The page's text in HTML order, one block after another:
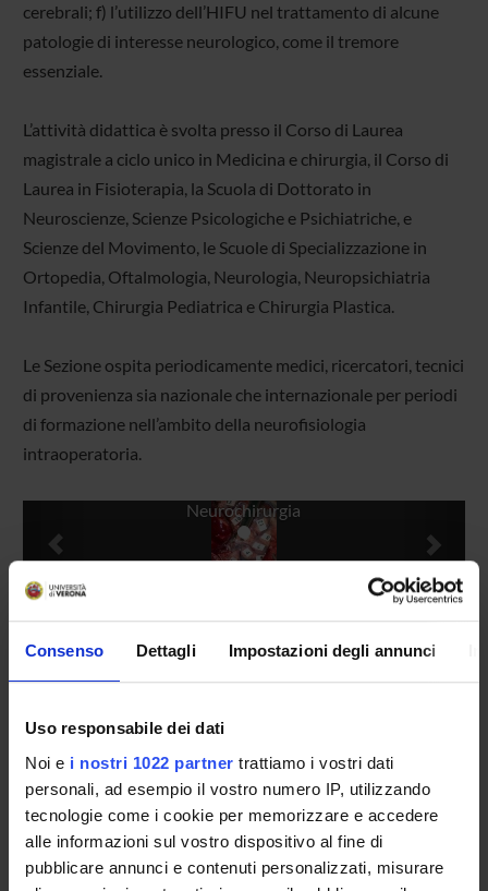
Consenso Dettagli Impostazioni degli annunci
Uso responsabile dei dati
Noi e i nostri 1022 partner trattiamo i vostri dati
personali, ad esempio il vostro numero IP, utilizzando
tecnologie come i cookie per memorizzare e accedere
alle informazioni sul vostro dispositivo al fine di
pubblicare annunci e contenuti personalizzati, misurare
cerebrali; f) l’utilizzo dell’HIFU nel trattamento di alcune
patologie di interesse neurologico, come il tremore
essenziale.
L’attività didattica è svolta presso il Corso di Laurea
magistrale a ciclo unico in Medicina e chirurgia, il Corso di
Laurea in Fisioterapia, la Scuola di Dottorato in
Neuroscienze, Scienze Psicologiche e Psichiatriche, e
Scienze del Movimento, le Scuole di Specializzazione in
Ortopedia, Oftalmologia, Neurologia, Neuropsichiatria
Infantile, Chirurgia Pediatrica e Chirurgia Plastica.
Le Sezione ospita periodicamente medici, ricercatori, tecnici
di provenienza sia nazionale che internazionale per periodi
di formazione nell’ambito della neurofisiologia
intraoperatoria.
Neurochirurgia
Documents
Pubblicazioni scelte (pdf, it, 11 KB, 08/09/09)
Members Projects